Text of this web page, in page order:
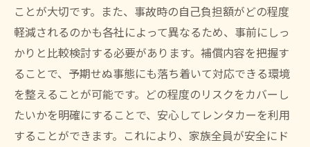
ことが大切です。また、事故時の自己負担額がどの程度
軽減されるのかも各社によって異なるため、事前にしっ
かりと比較検討する必要があります。補償内容を把握す
ることで、予期せぬ事態にも落ち着いて対応できる環境
を整えることが可能です。どの程度のリスクをカバーし
たいかを明確にすることで、安心してレンタカーを利用
することができます。これにより、家族全員が安全にド